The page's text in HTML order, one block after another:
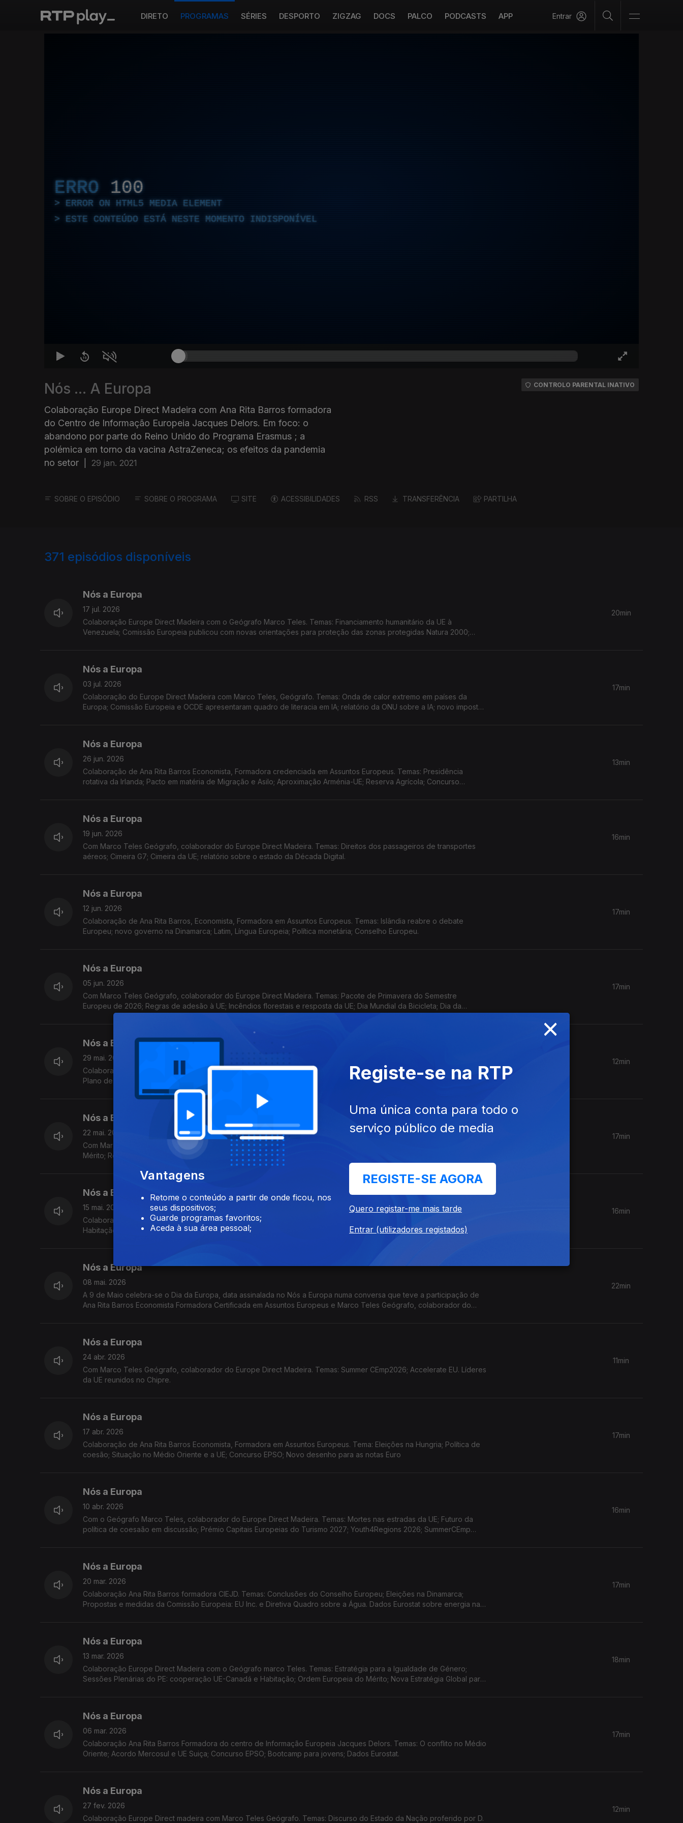
DIRETO PROGRAMAS SÉRIES DESPORTO ZIGZAG DOCS PALCO PODCASTS APP Entrar
ERRO 100
ERROR ON HTML5 MEDIA ELEMENT
ESTE CONTEÚDO ESTÁ NESTE MOMENTO INDISPONÍVEL
Nós ... A Europa
Colaboração Europe Direct Madeira com Ana Rita Barros formadora
do Centro de Informação Europeia Jacques Delors. Em foco: o
abandono por parte do Reino Unido do Programa Erasmus ; a
polémica em torno da vacina AstraZeneca; os efeitos da pandemia
no setor
29 jan. 2021
CONTROLO PARENTAL INATIVO
SOBRE O EPISÓDIO SOBRE O PROGRAMA SITE ACESSIBILIDADES RSS TRANSFERÊNCIA PARTILHA
371 episódios disponíveis
Nós a Europa
17 jul. 2026
Colaboração Europe Direct Madeira com o Geógrafo Marco Teles. Temas: Financiamento humanitário da UE à
Venezuela; Comissão Europeia publicou com novas orientações para proteção das zonas protegidas Natura 2000;
20min
Nós a Europa
03 jul. 2026
Colaboração do Europe Direct Madeira com Marco Teles, Geógrafo. Temas: Onda de calor extremo em países da
Europa; Comissão Europeia e OCDE apresentaram quadro de literacia em IA; relatório da ONU sobre a IA; novo imposto
17min
Nós a Europa
26 jun. 2026
Colaboração de Ana Rita Barros Economista, Formadora credenciada em Assuntos Europeus. Temas: Presidência
rotativa da Irlanda; Pacto em matéria de Migração e Asilo; Aproximação Arménia-UE; Reserva Agrícola; Concurso
13min
Nós a Europa
19 jun. 2026
Com Marco Teles Geógrafo, colaborador do Europe Direct Madeira. Temas: Direitos dos passageiros de transportes
aéreos; Cimeira G7; Cimeira da UE; relatório sobre o estado da Década Digital.
16min
Nós a Europa
12 jun. 2026
Colaboração de Ana Rita Barros, Economista, Formadora em Assuntos Europeus. Temas: Islândia reabre o debate
Europeu; novo governo na Dinamarca; Latim, Língua Europeia; Política monetária; Conselho Europeu.
17min
Nós a Europa
05 jun. 2026
Com Marco Teles Geógrafo, colaborador do Europe Direct Madeira. Temas: Pacote de Primavera do Semestre
Europeu de 2026; Regras de adesão à UE; Incêndios florestais e resposta da UE; Dia Mundial da Bicicleta; Dia da
Sobrecarga, a redução da pegada ecológica e os indicadores para o futuro.
17min
Nós a Europa
29 mai. 2026
Colaboração de Ana Rita Barros Economista, Formadora credenciada em 'Assuntos Europeus'. Temas: Alerta da FAO e
Plano de Ação da UE sobre Abastecimento e Segurança Alimentar; Eleições em países da UE; EPSO - Serviço Europeu
de Seleção de Pessoal
12min
Nós a Europa
22 mai. 2026
Com Marco Teles Geógrafo, colaborador do Europe Direct Madeira. Temas: Laureados com a Ordem Europeia do
Mérito; Regras para investimentos estrangeiros em sectores sensíveis; Pacto Europeu de Prestação de Cuidados;
17min
Nós a Europa
15 mai. 2026
Colaboração de Ana Rita Barros Economista , Formadora credenciada em Assuntos Europeus. Temas: Crise da
Habitação na UE; Consulta Pública sobre Transporte Aéreo; Acórdão do TJE; Ordem Europeia de Mérito; Prémio Carlos
16min
Nós a Europa
08 mai. 2026
A 9 de Maio celebra-se o Dia da Europa, data assinalada no Nós a Europa numa conversa que teve a participação de
Ana Rita Barros Economista Formadora Certificada em Assuntos Europeus e Marco Teles Geógrafo, colaborador do
22min
Nós a Europa
24 abr. 2026
Com Marco Teles Geógrafo, colaborador do Europe Direct Madeira. Temas: Summer CEmp2026; Accelerate EU. Líderes
da UE reunidos no Chipre.
11min
Nós a Europa
17 abr. 2026
Colaboração de Ana Rita Barros Economista, Formadora em Assuntos Europeus. Tema: Eleições na Hungria; Política de
coesão; Situação no Médio Oriente e a UE; Concurso EPSO; Novo desenho para as notas Euro
17min
Nós a Europa
10 abr. 2026
Com o Geógrafo Marco Teles, colaborador do Europe Direct Madeira. Temas: Mortes nas estradas da UE; Futuro da
política de coesaão em discussão; Prémio Capitais Europeias do Turismo 2027; Youth4Regions 2026; SummerCEmp
16min
Nós a Europa
20 mar. 2026
Colaboração Ana Rita Barros formadora CIEJD. Temas: Conclusões do Conselho Europeu; Eleições na Dinamarca;
Propostas e medidas da Comissão Europeia: EU Inc. e Diretiva Quadro sobre a Água. Dados Eurostat sobre energia na
17min
Nós a Europa
13 mar. 2026
Colaboração Europe Direct Madeira com o Geógrafo marco Teles. Temas: Estratégia para a Igualdade de Género;
Sessões Plenárias do PE: cooperação UE-Canadá e Habitação; Ordem Europeia do Mérito; Nova Estratégia Global para
18min
Nós a Europa
06 mar. 2026
Colaboração Ana Rita Barros Formadora do centro de Informação Europeia Jacques Delors. Temas: O conflito no Médio
Oriente; Acordo Mercosul e UE Suiça; Concurso EPSO; Bootcamp para jovens; Dados Eurostat.
17min
Nós a Europa
27 fev. 2026
Colaboração Europe Direct madeira com Marco Teles Geógrafo. Temas: Discurso do Estado da Nação proferido por D.
12min
×
Vantagens
Retome o conteúdo a partir de onde ficou, nos
seus dispositivos;
Guarde programas favoritos;
Aceda à sua área pessoal;
Registe-se na RTP
Uma única conta para todo o
serviço público de media
REGISTE-SE AGORA
Quero registar-me mais tarde
Entrar (utilizadores registados)